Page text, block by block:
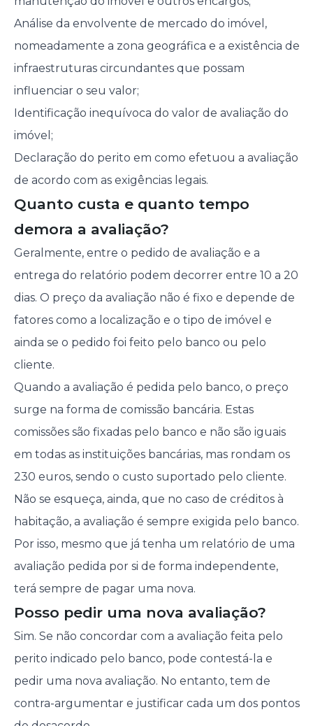
Análise da envolvente de mercado do imóvel,
nomeadamente a zona geográfica e a existência de
infraestruturas circundantes que possam
influenciar o seu valor;
Identificação inequívoca do valor de avaliação do
imóvel;
Declaração do perito em como efetuou a avaliação
de acordo com as exigências legais.
Quanto custa e quanto tempo
demora a avaliação?
Geralmente, entre o pedido de avaliação e a
entrega do relatório podem decorrer entre 10 a 20
dias. O preço da avaliação não é fixo e depende de
fatores como a localização e o tipo de imóvel e
ainda se o pedido foi feito pelo banco ou pelo
cliente.
Quando a avaliação é pedida pelo banco, o preço
surge na forma de comissão bancária. Estas
comissões são fixadas pelo banco e não são iguais
em todas as instituições bancárias, mas rondam os
230 euros, sendo o custo suportado pelo cliente.
Não se esqueça, ainda, que no caso de créditos à
habitação, a avaliação é sempre exigida pelo banco.
Por isso, mesmo que já tenha um relatório de uma
avaliação pedida por si de forma independente,
terá sempre de pagar uma nova.
Posso pedir uma nova avaliação?
Sim. Se não concordar com a avaliação feita pelo
perito indicado pelo banco, pode contestá-la e
pedir uma nova avaliação. No entanto, tem de
contra-argumentar e justificar cada um dos pontos